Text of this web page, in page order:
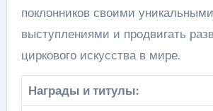
поклонников своими уникальными
выступлениями и продвигать
циркового искусства в мире.
Награды и титулы: